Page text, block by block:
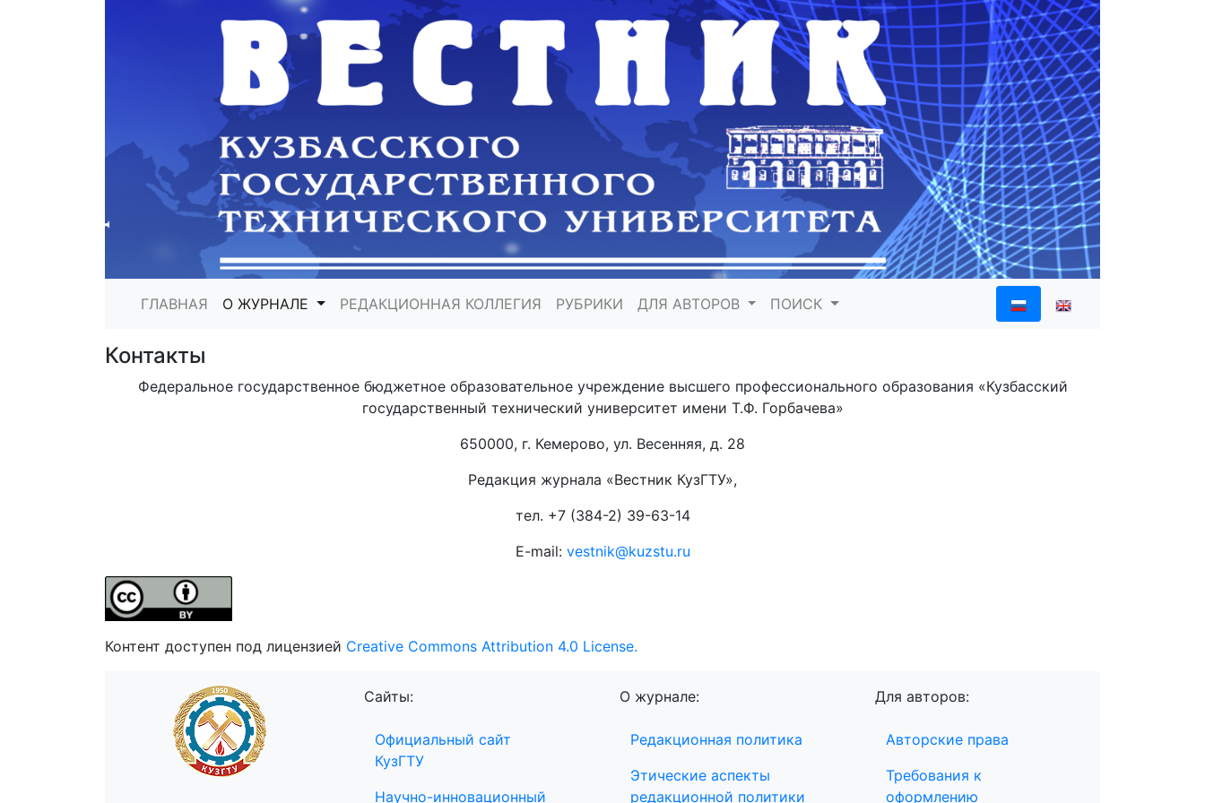
ГЛАВНАЯ О ЖУРНАЛЕ РЕДАКЦИОННАЯ КОЛЛЕГИЯ РУБРИКИ ДЛЯ АВТОРОВ ПОИСК
Контакты
Федеральное государственное бюджетное образовательное учреждение высшего профессионального образования «Кузбасский
государственный технический университет имени Т.Ф. Горбачева»
650000, г. Кемерово, ул. Весенняя, д. 28
Редакция журнала «Вестник КузГТУ»,
тел. +7 (384-2) 39-63-14
E-mail: vestnik@kuzstu.ru
Контент доступен под лицензией Creative Commons Attribution 4.0 License.
Сайты:
Официальный сайт
КузГТУ
Научно-инновационный
О журнале:
Редакционная политика
Этические аспекты
редакционной политики
Для авторов:
Авторские права
Требования к
оформлению